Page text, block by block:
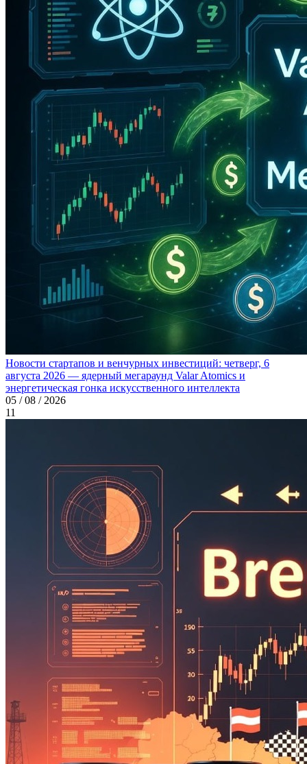
Новости стартапов и венчурных инвестиций: четверг, 6
августа 2026 — ядерный мегараунд Valar Atomics и
энергетическая гонка искусственного интеллекта
05 / 08 / 2026
11